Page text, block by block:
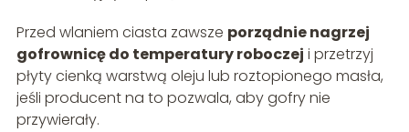
Przed wlaniem ciasta zawsze porządnie nagrzej
gofrownicę do temperatury roboczej i przetrzyj
płyty cienką warstwą oleju lub roztopionego masła,
jeśli producent na to pozwala, aby gofry nie
przywierały.